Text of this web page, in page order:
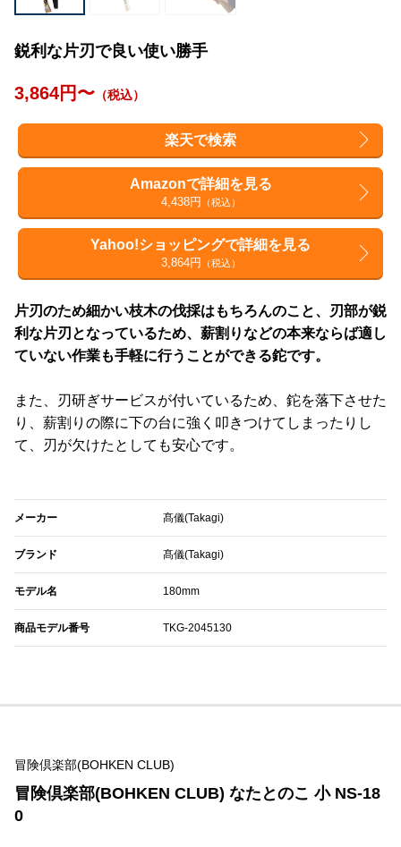
鋭利な片刃で良い使い勝手
3,864円〜 （税込）
楽天で検索
Amazonで詳細を見る
4,438円 （税込）
Yahoo!ショッピングで詳細を見る
3,864円 （税込）
片刃のため細かい枝木の伐採はもちろんのこと、刃部が鋭
利な片刃となっているため、薪割りなどの本来ならば適し
ていない作業も手軽に行うことができる鉈です。
また、刃研ぎサービスが付いているため、鉈を落下させた
り、薪割りの際に下の台に強く叩きつけてしまったりし
て、刃が欠けたとしても安心です。
メーカー 髙儀(Takagi)
ブランド 髙儀(Takagi)
モデル名 180mm
商品モデル番号 TKG-2045130
冒険倶楽部(BOHKEN CLUB)
冒険倶楽部(BOHKEN CLUB) なたとのこ 小 NS-18
0